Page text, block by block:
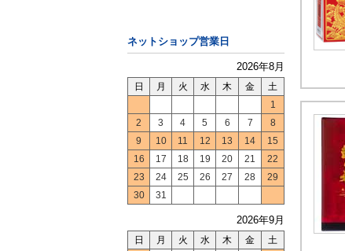
ネットショップ営業日
2026年8月
日 月 火 水 木 金
土
1
2
3 4 5 6 7
8
9
10 11 12 13 14
15
16
17 18 19 20 21
22
23
24 25 26 27 28
29
30
31
2026年9月
日 月 火 水 木 金
土